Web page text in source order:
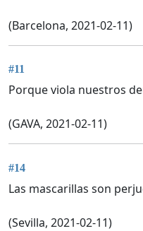
(Barcelona, 2021-02-11)
#11
Porque viola nuestros
(GAVA, 2021-02-11)
#14
Las mascarillas son
(Sevilla, 2021-02-11)